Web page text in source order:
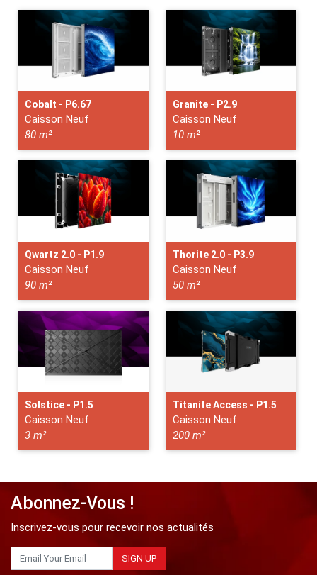
Cobalt - P6.67
Caisson Neuf
80 m²
Granite - P2.9
Caisson Neuf
10 m²
Qwartz 2.0 - P1.9
Caisson Neuf
90 m²
Thorite 2.0 - P3.9
Caisson Neuf
50 m²
Solstice - P1.5
Caisson Neuf
3 m²
Titanite Access - P1.5
Caisson Neuf
200 m²
Abonnez-Vous !
Inscrivez-vous pour recevoir nos actualités
SIGN UP